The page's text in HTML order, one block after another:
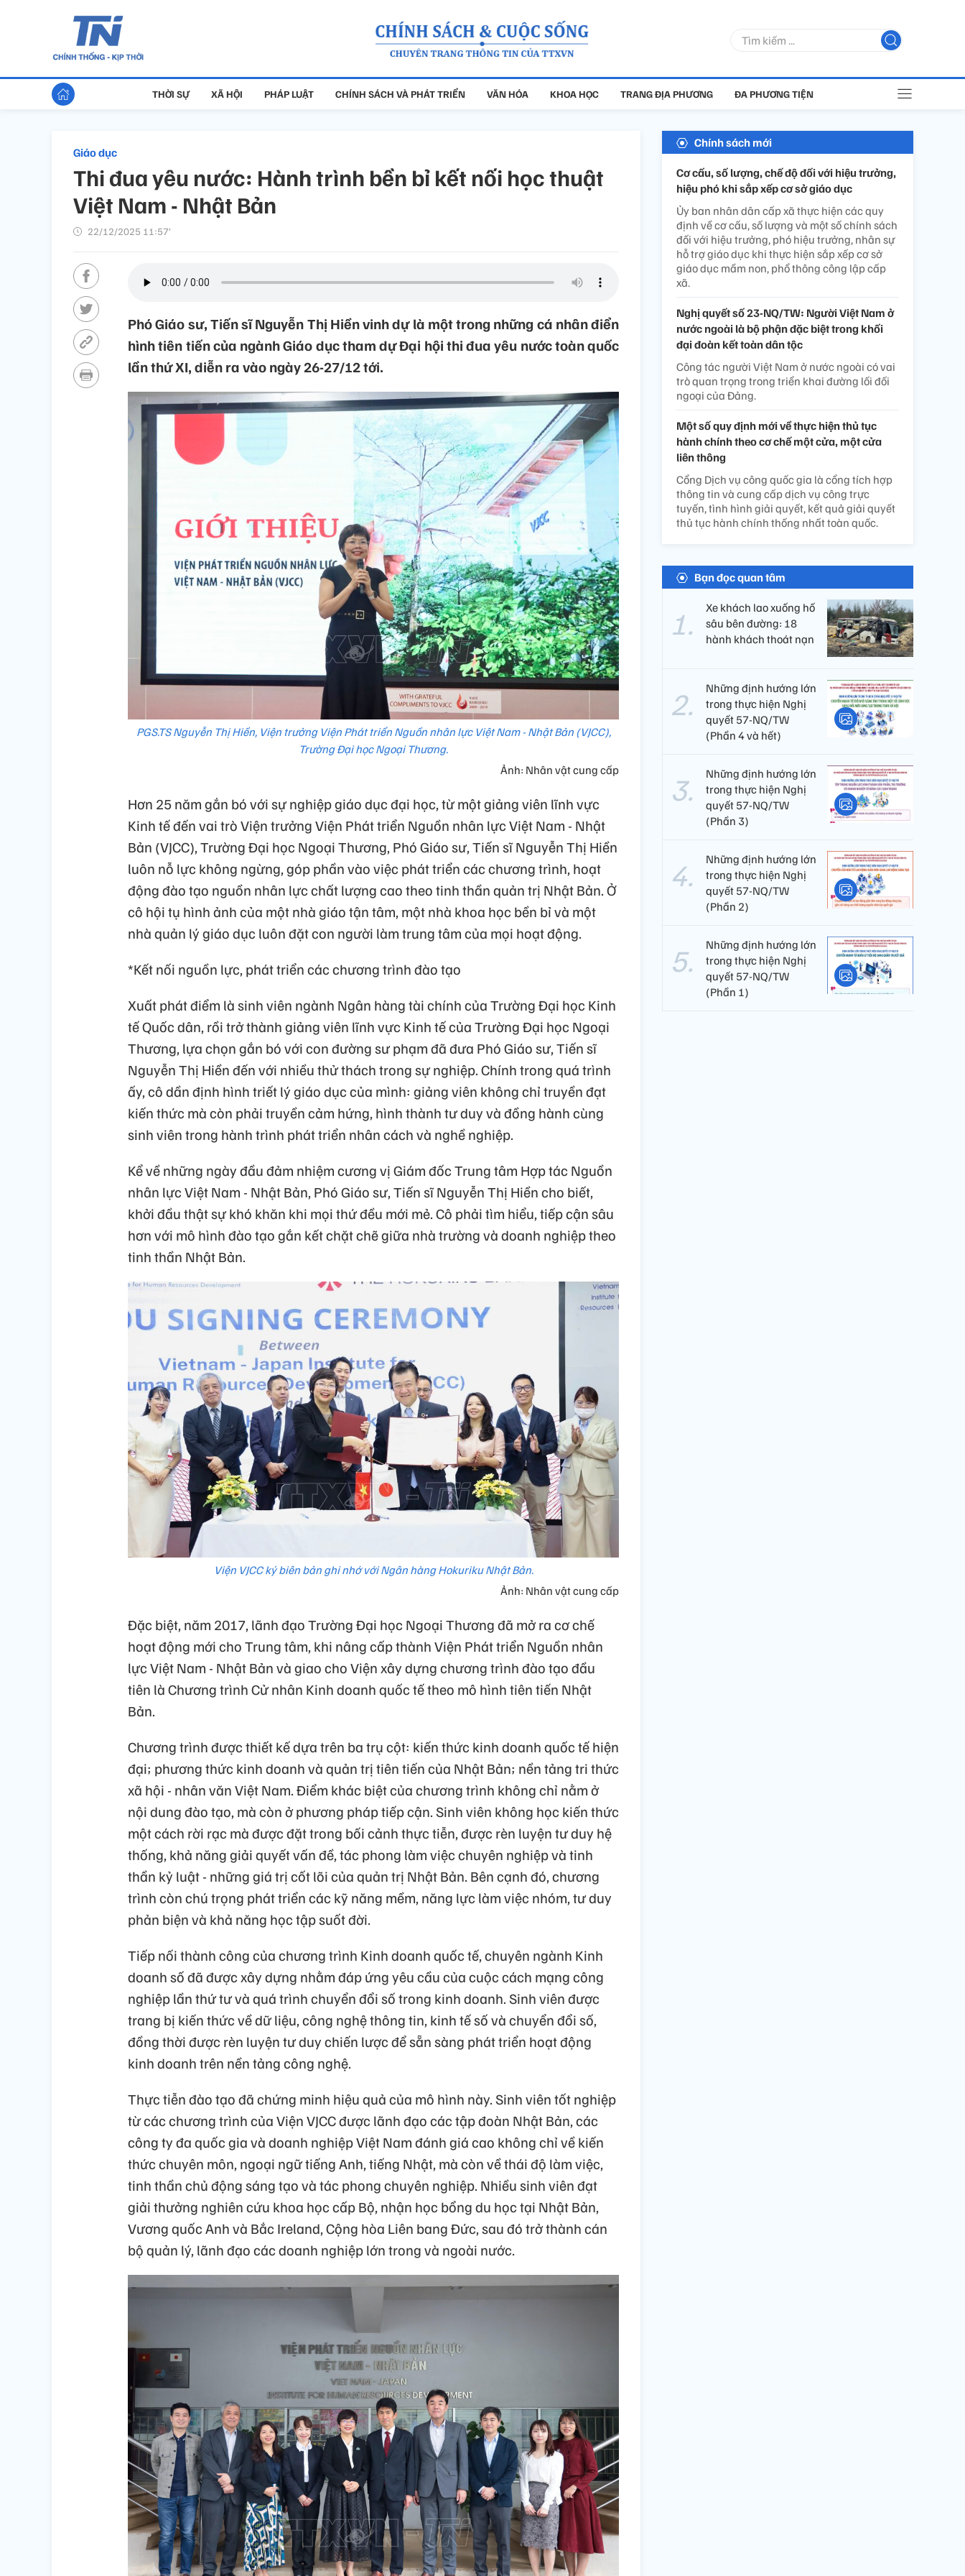
THỜI SỰ XÃ HỘI PHÁP LUẬT CHÍNH SÁCH VÀ PHÁT TRIỂN VĂN HÓA KHOA HỌC TRANG ĐỊA PHƯƠNG ĐA PHƯƠNG TIỆN
Giáo dục
Thi đua yêu nước: Hành trình bền bỉ kết nối học thuật
Việt Nam - Nhật Bản
22/12/2025 11:57’
Phó Giáo sư, Tiến sĩ Nguyễn Thị Hiền vinh dự là một trong những cá nhân điển
hình tiên tiến của ngành Giáo dục tham dự Đại hội thi đua yêu nước toàn quốc
lần thứ XI, diễn ra vào ngày 26-27/12 tới.
PGS.TS Nguyễn Thị Hiền, Viện trưởng Viện Phát triển Nguồn nhân lực Việt Nam - Nhật Bản (VJCC),
Trường Đại học Ngoại Thương.
Ảnh: Nhân vật cung cấp
Hơn 25 năm gắn bó với sự nghiệp giáo dục đại học, từ một giảng viên lĩnh vực
Kinh tế đến vai trò Viện trưởng Viện Phát triển Nguồn nhân lực Việt Nam - Nhật
Bản (VJCC), Trường Đại học Ngoại Thương, Phó Giáo sư, Tiến sĩ Nguyễn Thị Hiền
luôn nỗ lực không ngừng, góp phần vào việc phát triển các chương trình, hoạt
động đào tạo nguồn nhân lực chất lượng cao theo tinh thần quản trị Nhật Bản. Ở
cô hội tụ hình ảnh của một nhà giáo tận tâm, một nhà khoa học bền bỉ và một
nhà quản lý giáo dục luôn đặt con người làm trung tâm của mọi hoạt động.
*Kết nối nguồn lực, phát triển các chương trình đào tạo
Xuất phát điểm là sinh viên ngành Ngân hàng tài chính của Trường Đại học Kinh
tế Quốc dân, rồi trở thành giảng viên lĩnh vực Kinh tế của Trường Đại học Ngoại
Thương, lựa chọn gắn bó với con đường sư phạm đã đưa Phó Giáo sư, Tiến sĩ
Nguyễn Thị Hiền đến với nhiều thử thách trong sự nghiệp. Chính trong quá trình
ấy, cô dần định hình triết lý giáo dục của mình: giảng viên không chỉ truyền đạt
kiến thức mà còn phải truyền cảm hứng, hình thành tư duy và đồng hành cùng
sinh viên trong hành trình phát triển nhân cách và nghề nghiệp.
Kể về những ngày đầu đảm nhiệm cương vị Giám đốc Trung tâm Hợp tác Nguồn
nhân lực Việt Nam - Nhật Bản, Phó Giáo sư, Tiến sĩ Nguyễn Thị Hiền cho biết,
khởi đầu thật sự khó khăn khi mọi thứ đều mới mẻ. Cô phải tìm hiểu, tiếp cận sâu
hơn với mô hình đào tạo gắn kết chặt chẽ giữa nhà trường và doanh nghiệp theo
tinh thần Nhật Bản.
Viện VJCC ký biên bản ghi nhớ với Ngân hàng Hokuriku Nhật Bản.
Ảnh: Nhân vật cung cấp
Đặc biệt, năm 2017, lãnh đạo Trường Đại học Ngoại Thương đã mở ra cơ chế
hoạt động mới cho Trung tâm, khi nâng cấp thành Viện Phát triển Nguồn nhân
lực Việt Nam - Nhật Bản và giao cho Viện xây dựng chương trình đào tạo đầu
tiên là Chương trình Cử nhân Kinh doanh quốc tế theo mô hình tiên tiến Nhật
Bản.
Chương trình được thiết kế dựa trên ba trụ cột: kiến thức kinh doanh quốc tế hiện
đại; phương thức kinh doanh và quản trị tiên tiến của Nhật Bản; nền tảng tri thức
xã hội - nhân văn Việt Nam. Điểm khác biệt của chương trình không chỉ nằm ở
nội dung đào tạo, mà còn ở phương pháp tiếp cận. Sinh viên không học kiến thức
một cách rời rạc mà được đặt trong bối cảnh thực tiễn, được rèn luyện tư duy hệ
thống, khả năng giải quyết vấn đề, tác phong làm việc chuyên nghiệp và tinh
thần kỷ luật - những giá trị cốt lõi của quản trị Nhật Bản. Bên cạnh đó, chương
trình còn chú trọng phát triển các kỹ năng mềm, năng lực làm việc nhóm, tư duy
phản biện và khả năng học tập suốt đời.
Tiếp nối thành công của chương trình Kinh doanh quốc tế, chuyên ngành Kinh
doanh số đã được xây dựng nhằm đáp ứng yêu cầu của cuộc cách mạng công
nghiệp lần thứ tư và quá trình chuyển đổi số trong kinh doanh. Sinh viên được
trang bị kiến thức về dữ liệu, công nghệ thông tin, kinh tế số và chuyển đổi số,
đồng thời được rèn luyện tư duy chiến lược để sẵn sàng phát triển hoạt động
kinh doanh trên nền tảng công nghệ.
Thực tiễn đào tạo đã chứng minh hiệu quả của mô hình này. Sinh viên tốt nghiệp
từ các chương trình của Viện VJCC được lãnh đạo các tập đoàn Nhật Bản, các
công ty đa quốc gia và doanh nghiệp Việt Nam đánh giá cao không chỉ về kiến
thức chuyên môn, ngoại ngữ tiếng Anh, tiếng Nhật, mà còn về thái độ làm việc,
tinh thần chủ động sáng tạo và tác phong chuyên nghiệp. Nhiều sinh viên đạt
giải thưởng nghiên cứu khoa học cấp Bộ, nhận học bổng du học tại Nhật Bản,
Vương quốc Anh và Bắc Ireland, Cộng hòa Liên bang Đức, sau đó trở thành cán
bộ quản lý, lãnh đạo các doanh nghiệp lớn trong và ngoài nước.
Chính sách mới
Cơ cấu, số lượng, chế độ đối với hiệu trưởng,
hiệu phó khi sắp xếp cơ sở giáo dục
Ủy ban nhân dân cấp xã thực hiện các quy
định về cơ cấu, số lượng và một số chính sách
đối với hiệu trưởng, phó hiệu trưởng, nhân sự
hỗ trợ giáo dục khi thực hiện sắp xếp cơ sở
giáo dục mầm non, phổ thông công lập cấp
xã.
Nghị quyết số 23-NQ/TW: Người Việt Nam ở
nước ngoài là bộ phận đặc biệt trong khối
đại đoàn kết toàn dân tộc
Công tác người Việt Nam ở nước ngoài có vai
trò quan trọng trong triển khai đường lối đối
ngoại của Đảng.
Một số quy định mới về thực hiện thủ tục
hành chính theo cơ chế một cửa, một cửa
liên thông
Cổng Dịch vụ công quốc gia là cổng tích hợp
thông tin và cung cấp dịch vụ công trực
tuyến, tình hình giải quyết, kết quả giải quyết
thủ tục hành chính thống nhất toàn quốc.
Bạn đọc quan tâm
Xe khách lao xuống hố
sâu bên đường: 18
hành khách thoát nạn
Những định hướng lớn
trong thực hiện Nghị
quyết 57-NQ/TW
(Phần 4 và hết)
Những định hướng lớn
trong thực hiện Nghị
quyết 57-NQ/TW
(Phần 3)
Những định hướng lớn
trong thực hiện Nghị
quyết 57-NQ/TW
(Phần 2)
Những định hướng lớn
trong thực hiện Nghị
quyết 57-NQ/TW
(Phần 1)